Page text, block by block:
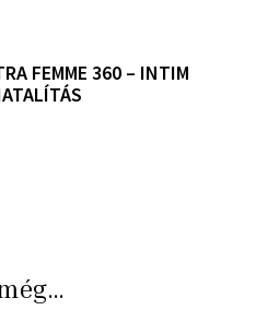
FEMME 360 – INTIM